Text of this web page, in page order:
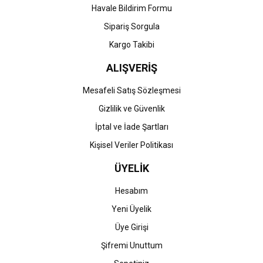
Gönder
Havale Bildirim Formu
Sipariş Sorgula
Kargo Takibi
ALIŞVERİŞ
Mesafeli Satış Sözleşmesi
Gizlilik ve Güvenlik
İptal ve İade Şartları
Kişisel Veriler Politikası
ÜYELİK
Hesabım
Yeni Üyelik
Üye Girişi
Şifremi Unuttum